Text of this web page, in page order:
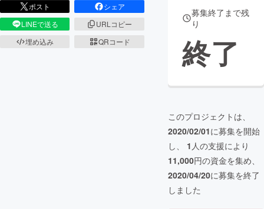
ポスト
シェア
LINEで送る
URLコピー
埋め込み
QRコード
募集終了まで残
り
終了
このプロジェクトは、
2020/02/01に募集を開始
し、 1 人の支援により
11,000円の資金を集め、
2020/04/20に募集を終了
しました